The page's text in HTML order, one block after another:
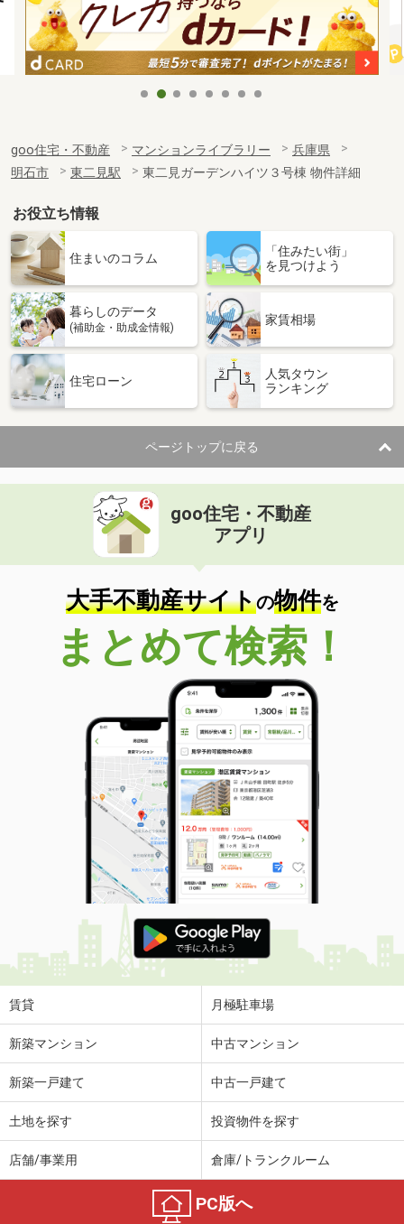
goo住宅・不動産 マンションライブラリー
兵庫県
明石市
東二見駅 東二見ガーデンハイツ３号棟 物件詳細
お役立ち情報
住まいのコラム
「住みたい街」
を見つけよう
暮らしのデータ
(補助金・助成金情報)
家賃相場
住宅ローン
人気タウン
ランキング
ページトップに戻る
goo住宅・不動産
アプリ
大手不動産サイトの物件を
まとめて検索！
賃貸 月極駐車場
新築マンション 中古マンション
新築一戸建て 中古一戸建て
土地を探す 投資物件を探す
店舗/事業用 倉庫/トランクルーム
PC版へ